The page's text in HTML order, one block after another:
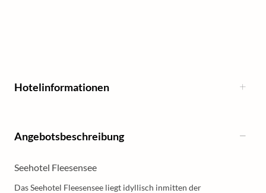
Hotelinformationen
Angebotsbeschreibung
Seehotel Fleesensee
Das Seehotel Fleesensee liegt idyllisch inmitten der